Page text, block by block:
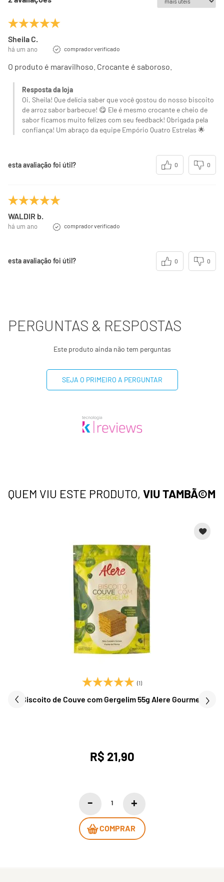
Sódio
8400kj. Seus valores podem ser maiores ou menores
(**) Valores diários não estabelecidos.
Sheila C.
há um ano comprador verificado
O produto é maravilhoso. Crocante é saboroso.
Resposta da loja
Oi, Sheila! Que delícia saber que você gostou do nosso biscoito
de arroz sabor barbecue! 😋 Ele é mesmo crocante e cheio de
sabor ficamos muito felizes com seu feedback! Obrigada pela
confiança! Um abraço da equipe Empório Quatro Estrelas 🌟
esta avaliação foi útil? 0 0
WALDIR b.
há um ano comprador verificado
esta avaliação foi útil? 0 0
PERGUNTAS & RESPOSTAS
Este produto ainda não tem perguntas
SEJA O PRIMEIRO A PERGUNTAR
QUEM VIU ESTE PRODUTO, VIU TAMBÃ©M
(1)
Biscoito de Couve com Gergelim 55g Alere Gourmet
R$ 21,90
COMPRAR